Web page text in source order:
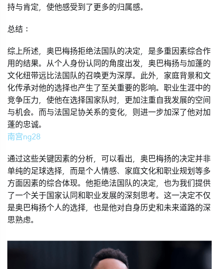
持与肯定，使他感受到了更多的归属感。
总结：
综上所述，奥巴梅扬拒绝法国队的决定，是多重因素综合作
用的结果。从个人身份认同的角度出发，奥巴梅扬与加蓬的
文化纽带远比法国队的召唤更为深厚。此外，家庭背景和文
化传承对他的选择也产生了至关重要的影响。职业生涯中的
竞争压力，使他在选择国家队时，更加注重自我发展的空间
与机会。而与法国足协关系的变化，则进一步加深了他对加
蓬的忠诚。
南宫ng28
通过这些关键因素的分析，可以看出，奥巴梅扬的决定并非
单纯的足球选择，而是个人情感、家庭文化和职业规划等多
方面因素的综合体现。他拒绝法国队的决定，也为我们提供
了一个关于国家认同和职业发展的深刻思考。这一决定不仅
是奥巴梅扬个人的选择，也是他对自身历史和未来道路的深
思熟虑。